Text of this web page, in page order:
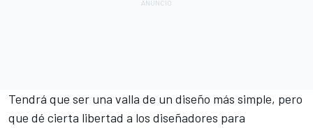
Tendrá que ser una valla de un diseño más simple, pero
que dé cierta libertad a los diseñadores para